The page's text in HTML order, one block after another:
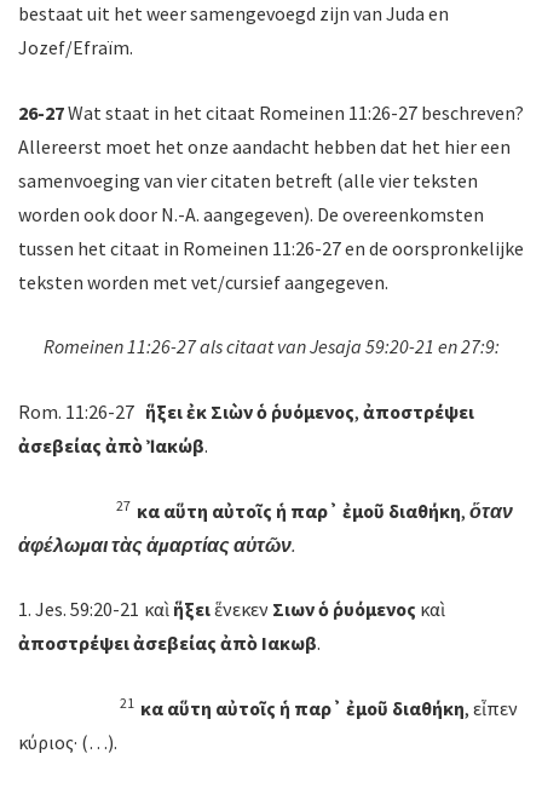
bestaat uit het weer samengevoegd zijn van Juda en
Jozef/Efraïm.
26-27Wat staat in het citaat Romeinen 11:26-27 beschreven?
Allereerst moet het onze aandacht hebben dat het hier een
samenvoeging van vier citaten betreft (alle vier teksten
worden ook door N.-A. aangegeven). De overeenkomsten
tussen het citaat in Romeinen 11:26-27 en de oorspronkelijke
teksten worden met vet/cursief aangegeven.
Romeinen 11:26-27 als citaat van Jesaja 59:20-21 en 27:9:
Rom. 11:26-27 ἥξειἐκ Σιὼνὁ ῥυόμενος, ἀποστρέψει
ἀσεβείας ἀπὸἸακώβ.
27 καὶ αὕτη αὐτοῖς ἡ παρ᾽ ἐμοῦ διαθήκη, ὅταν
ἀφέλωμαιτὰς ἁμαρτίας αὐτῶν.
1. Jes. 59:20-21 καὶ ἥξειἕνεκεν Σιωνὁ ῥυόμενος καὶ
ἀποστρέψειἀσεβείας ἀπὸ Ιακωβ.
21 καὶ αὕτη αὐτοῖς ἡ παρ᾽ ἐμοῦ διαθήκη, εἶπεν
κύριος· (…).